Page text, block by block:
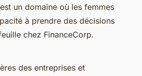
un domaine où les femmes
à prendre des décisions
chez FinanceCorp.
des entreprises et